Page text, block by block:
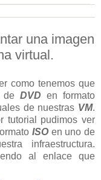
una imagen
virtual.
como tenemos que
de DVD en formato
de nuestras VM.
tutorial pudimos ver
ISO en uno de
infraestructura.
al enlace que